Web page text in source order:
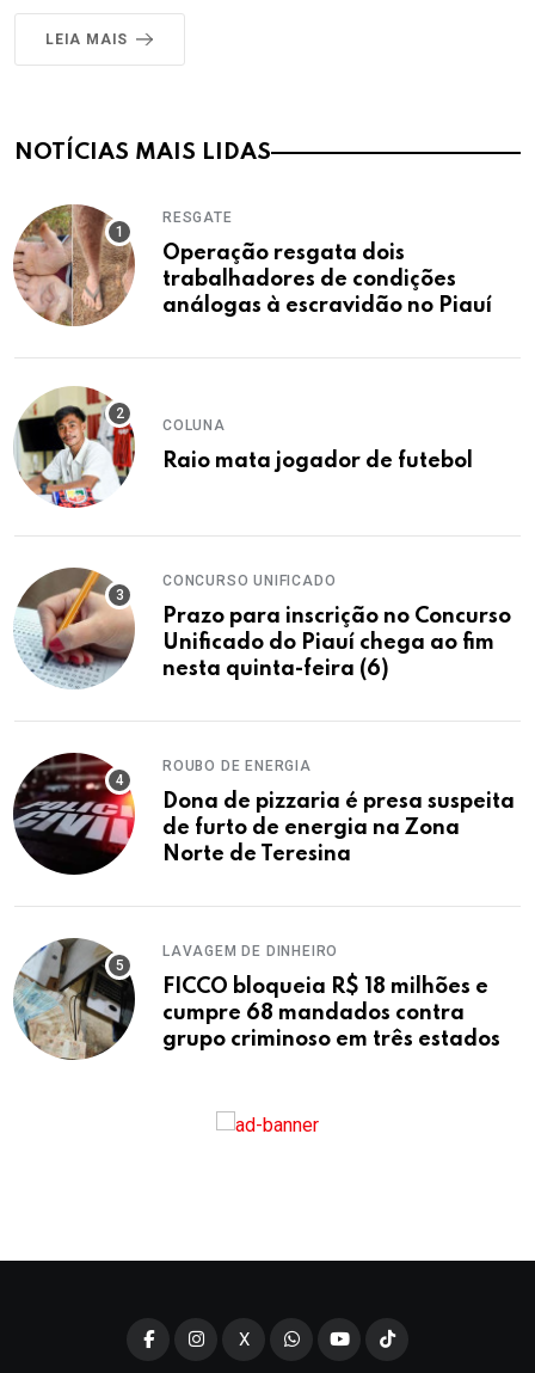
LEIA MAIS
NOTÍCIAS MAIS LIDAS
RESGATE
Operação resgata dois
trabalhadores de condições
análogas à escravidão no Piauí
COLUNA
Raio mata jogador de futebol
CONCURSO UNIFICADO
Prazo para inscrição no Concurso
Unificado do Piauí chega ao fim
nesta quinta-feira (6)
ROUBO DE ENERGIA
Dona de pizzaria é presa suspeita
de furto de energia na Zona
Norte de Teresina
LAVAGEM DE DINHEIRO
FICCO bloqueia R$ 18 milhões e
cumpre 68 mandados contra
grupo criminoso em três estados
X